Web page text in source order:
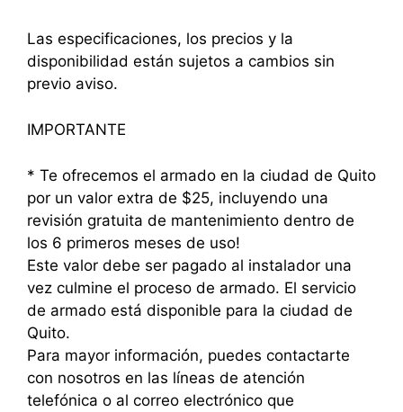
Las especificaciones, los precios y la
disponibilidad están sujetos a cambios sin
previo aviso.
IMPORTANTE
* Te ofrecemos el armado en la ciudad de Quito
por un valor extra de $25, incluyendo una
revisión gratuita de mantenimiento dentro de
los 6 primeros meses de uso!
Este valor debe ser pagado al instalador una
vez culmine el proceso de armado. El servicio
de armado está disponible para la ciudad de
Quito.
Para mayor información, puedes contactarte
con nosotros en las líneas de atención
telefónica o al correo electrónico que